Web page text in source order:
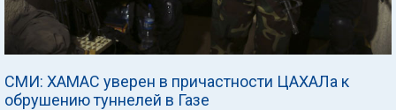
СМИ: ХАМАС уверен в причастности ЦАХАЛа к
обрушению туннелей в Газе